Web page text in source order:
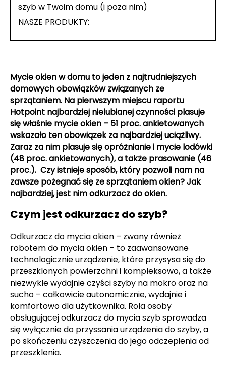
szyb w Twoim domu (i poza nim)
NASZE PRODUKTY:
Mycie okien w domu to jeden z najtrudniejszych
domowych obowiązków związanych ze
sprzątaniem. Na pierwszym miejscu raportu
Hotpoint najbardziej nielubianej czynności plasuje
się właśnie mycie okien – 51 proc. ankietowanych
wskazało ten obowiązek za najbardziej uciążliwy.
Zaraz za nim plasuje się opróżnianie i mycie lodówki
(48 proc. ankietowanych), a także prasowanie (46
proc.). Czy istnieje sposób, który pozwoli nam na
zawsze pożegnać się ze sprzątaniem okien? Jak
najbardziej, jest nim odkurzacz do okien.
Czym jest odkurzacz do szyb?
Odkurzacz do mycia okien – zwany również
robotem do mycia okien – to zaawansowane
technologicznie urządzenie, które przysysa się do
przeszklonych powierzchni i kompleksowo, a także
niezwykle wydajnie czyści szyby na mokro oraz na
sucho – całkowicie autonomicznie, wydajnie i
komfortowo dla użytkownika. Rola osoby
obsługującej odkurzacz do mycia szyb sprowadza
się wyłącznie do przyssania urządzenia do szyby, a
po skończeniu czyszczenia do jego odczepienia od
przeszklenia.